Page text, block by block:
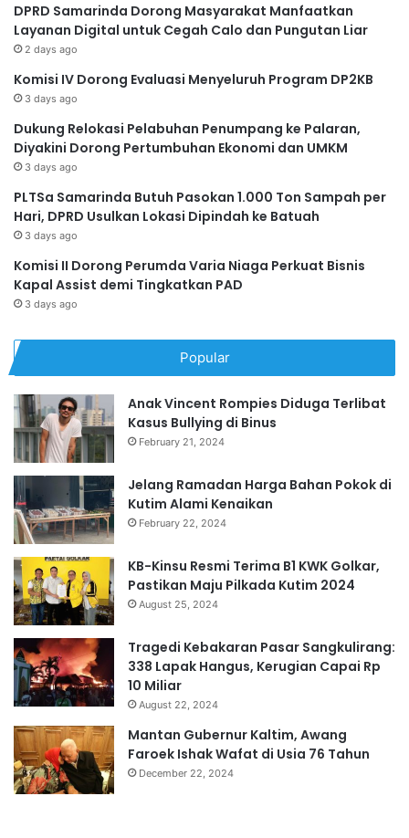
DPRD Samarinda Dorong Masyarakat Manfaatkan
Layanan Digital untuk Cegah Calo dan Pungutan Liar
2 days ago
Komisi IV Dorong Evaluasi Menyeluruh Program DP2KB
3 days ago
Dukung Relokasi Pelabuhan Penumpang ke Palaran,
Diyakini Dorong Pertumbuhan Ekonomi dan UMKM
3 days ago
PLTSa Samarinda Butuh Pasokan 1.000 Ton Sampah per
Hari, DPRD Usulkan Lokasi Dipindah ke Batuah
3 days ago
Komisi II Dorong Perumda Varia Niaga Perkuat Bisnis
Kapal Assist demi Tingkatkan PAD
3 days ago
Popular
Anak Vincent Rompies Diduga Terlibat
Kasus Bullying di Binus
February 21, 2024
Jelang Ramadan Harga Bahan Pokok di
Kutim Alami Kenaikan
February 22, 2024
KB-Kinsu Resmi Terima B1 KWK Golkar,
Pastikan Maju Pilkada Kutim 2024
August 25, 2024
Tragedi Kebakaran Pasar Sangkulirang:
338 Lapak Hangus, Kerugian Capai Rp
10 Miliar
August 22, 2024
Mantan Gubernur Kaltim, Awang
Faroek Ishak Wafat di Usia 76 Tahun
December 22, 2024